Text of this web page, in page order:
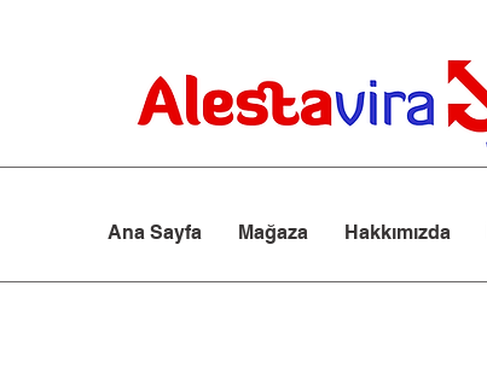
Ana Sayfa Mağaza Hakkımızda